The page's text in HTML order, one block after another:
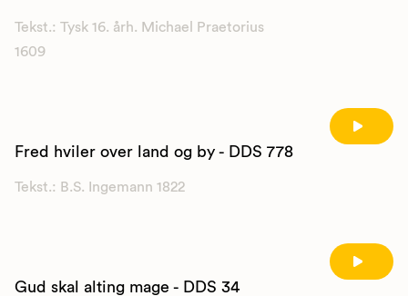
Tekst.: Tysk 16. årh. Michael Praetorius
1609
Fred hviler over land og by - DDS 778
Tekst.: B.S. Ingemann 1822
Gud skal alting mage - DDS 34